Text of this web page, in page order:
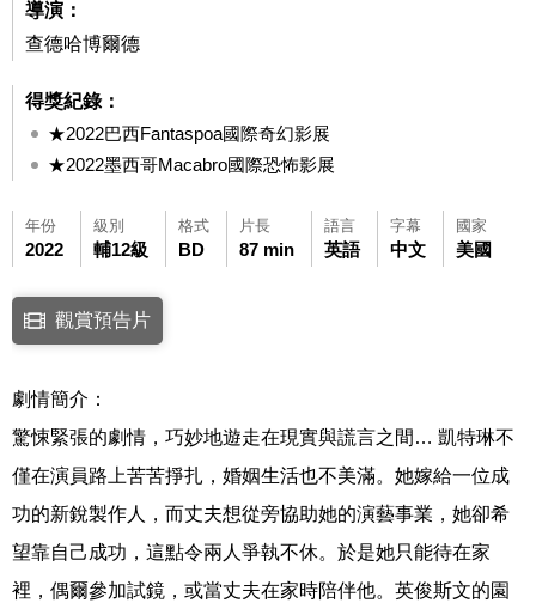
導演：
查德哈博爾德
得獎紀錄：
★2022巴西Fantaspoa國際奇幻影展
★2022墨西哥Macabro國際恐怖影展
年份
2022
級別
輔12級
格式
BD
片長
87 min
語言
英語
字幕
中文
國家
美國
點擊下列連結開啟視窗後，可使用鍵盤Tab鍵移至影片中央播放鍵，再
連結至Youtube網站觀看此影片(開新視窗)
觀賞預告片
劇情簡介：
驚悚緊張的劇情，巧妙地遊走在現實與謊言之間… 凱特琳不
僅在演員路上苦苦掙扎，婚姻生活也不美滿。她嫁給一位成
功的新銳製作人，而丈夫想從旁協助她的演藝事業，她卻希
望靠自己成功，這點令兩人爭執不休。於是她只能待在家
裡，偶爾參加試鏡，或當丈夫在家時陪伴他。英俊斯文的園